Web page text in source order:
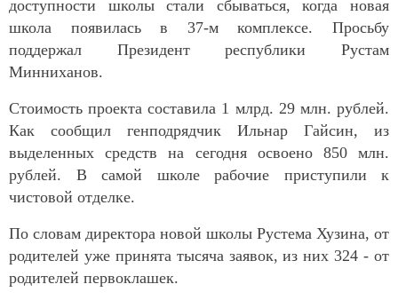
доступности школы стали сбываться, когда новая
школа появилась в 37-м комплексе. Просьбу
поддержал Президент республики Рустам
Минниханов.
Стоимость проекта составила 1 млрд. 29 млн. рублей.
Как сообщил генподрядчик Ильнар Гайсин, из
выделенных средств на сегодня освоено 850 млн.
рублей. В самой школе рабочие приступили к
чистовой отделке.
По словам директора новой школы Рустема Хузина, от
родителей уже принята тысяча заявок, из них 324 - от
родителей первоклашек.